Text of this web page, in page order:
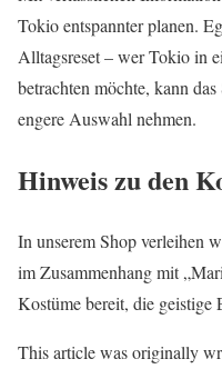
Tokio entspannter planen.
Alltagsreset – wer Tokio in
betrachten möchte, kann
engere Auswahl nehmen.
Hinweis zu den
In unserem Shop verleihen
im Zusammenhang mit
Kostüme bereit, die geistige
This article was originally